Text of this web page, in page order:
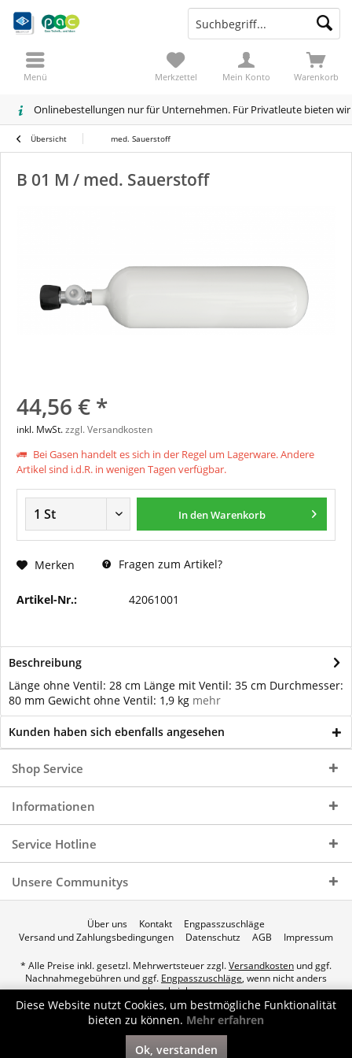
Onlinebestellungen nur für Unternehmen. Für Privatleute bieten
Warenkorb
Merkzettel Mein Konto
Menü
Übersicht med. Sauerstoff
B 01 M / med. Sauerstoff
44,56 € *
inkl. MwSt.zzgl. Versandkosten
Bei Gasen handelt es sich in der Regel um Lagerware. Andere
Artikel sind i.d.R. in wenigen Tagen verfügbar.
In denWarenkorb
Merken Fragen zum Artikel?
Artikel-Nr.: 42061001
Beschreibung
Länge ohne Ventil: 28 cm Länge mit Ventil: 35 cm Durchmesser:
80 mm Gewicht ohne Ventil: 1,9 kg mehr
Kunden haben sich ebenfalls angesehen
Shop Service
Informationen
Service Hotline
Unsere Communitys
Über uns Kontakt
Engpasszuschläge
Versand und Zahlungsbedingungen
Datenschutz AGB Impressum
* Alle Preise inkl. gesetzl. Mehrwertsteuer zzgl.Versandkosten und ggf.
Nachnahmegebühren und ggf. Engpasszuschläge, wenn nicht anders
beschrieben.
© 2026 p.a.c. Gasservice GmbH - All Rights Reserved. Theme by
ThemeWare®
Diese Website nutzt Cookies, um bestmögliche Funktionalität
bieten zu können. Mehr erfahren
Ok, verstanden